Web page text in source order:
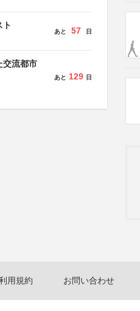
ト
あと 57 日
交流都市
あと 129 日
用規約 お問い合わせ